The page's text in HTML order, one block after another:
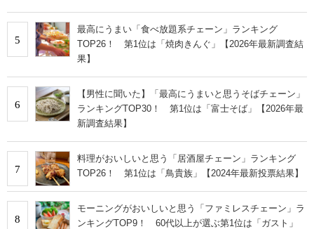
5
最高にうまい「食べ放題系チェーン」ランキング
TOP26！ 第1位は「焼肉きんぐ」【2026年最新調査結
果】
6
【男性に聞いた】「最高にうまいと思うそばチェーン」
ランキングTOP30！ 第1位は「富士そば」【2026年最
新調査結果】
7
料理がおいしいと思う「居酒屋チェーン」ランキング
TOP26！ 第1位は「鳥貴族」【2024年最新投票結果】
8
モーニングがおいしいと思う「ファミレスチェーン」ラ
ンキングTOP9！ 60代以上が選ぶ第1位は「ガスト」